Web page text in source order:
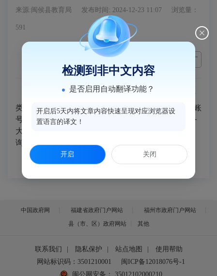
来源:闽侯县教育局 发布时间: 2024-12-23 11:07 浏览量：
591
2025年普通高校招生体育
类专业省级统考成绩已公布，请闽侯考区考生凭本人账
号及密码，登录福建省教育考试院门户网站
“数字服务
大厅——高考高招——体育类专业省级统考成绩查
询”栏目中进行查询。
中国政府网 福建省政府门户网站
福州市政府门户网站
县（市、区）政府网站
其他
联系我们 隐私保护 站点地图
使用帮助
网站标识码：3501210001
闽ICP备12018076号-1
闽公网安备：
35012102000210
检测到非中文内容
是否启用自动翻译功能？
开启后5天内将文章内容快速呈现对应浏览器设
置语言的译文！
开启 关闭